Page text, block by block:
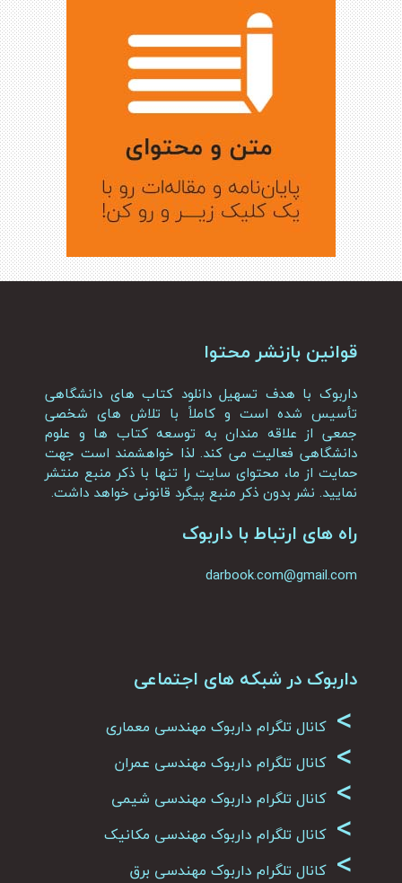
قوانین بازنشر محتوا
داربوک با هدف تسهیل دانلود کتاب های دانشگاهی
تأسیس شده است و کاملاً با تلاش های شخصی
جمعی از علاقه مندان به توسعه کتاب ها و علوم
دانشگاهی فعالیت می کند. لذا خواهشمند است جهت
حمایت از ما، محتوای سایت را تنها با ذکر منبع منتشر
نمایید. نشر بدون ذکر منبع پیگرد قانونی خواهد داشت.
راه های ارتباط با داربوک
darbook.com@gmail.com
داربوک در شبکه های اجتماعی
> کانال تلگرام داربوک مهندسی معماری
> کانال تلگرام داربوک مهندسی عمران
> کانال تلگرام داربوک مهندسی شیمی
> کانال تلگرام داربوک مهندسی مکانیک
> کانال تلگرام داربوک مهندسی برق